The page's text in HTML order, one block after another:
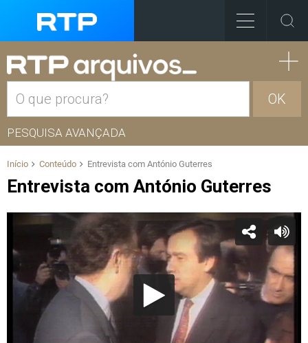
OK
PESQUISA AVANÇADA
Início Conteúdo Entrevista com António Guterres
Entrevista com António Guterres